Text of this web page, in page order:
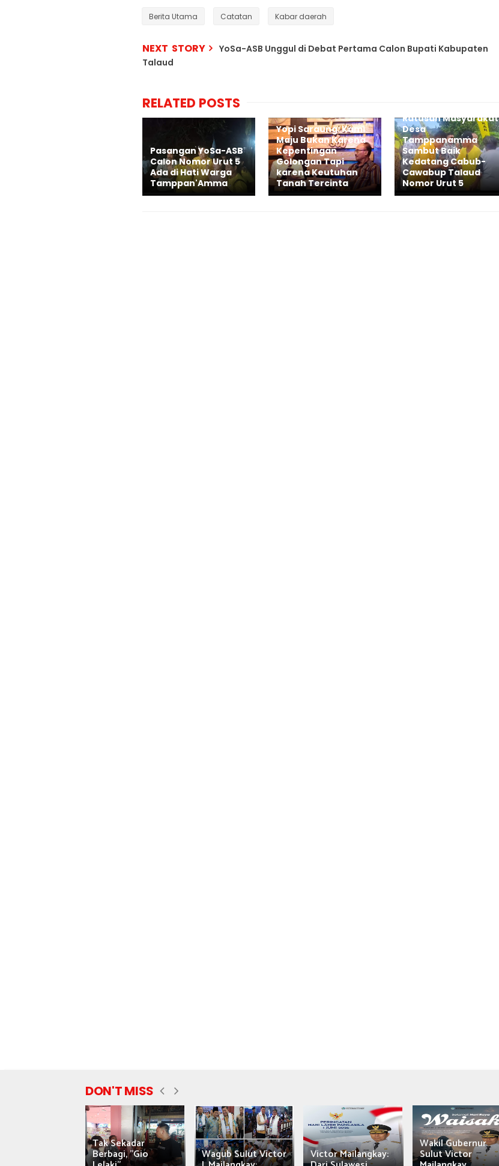
Berita Utama Catatan Kabar daerah
NEXT STORY
YoSa-ASB Unggul di Debat Pertama Calon Bupati Kabupaten
Talaud
RELATED POSTS
Pasangan YoSa-ASB
Calon Nomor Urut 5
Ada di Hati Warga
Tamppan'Amma
Yopi Saraung: Kami
Maju Bukan Karena
Kepentingan
Golongan Tapi
karena Keutuhan
Tanah Tercinta
Ratusan Masyarakat
Desa
Tamppanamma
Sambut Baik
Kedatang Cabub-
Cawabup Talaud
Nomor Urut 5
DON'T MISS
Tak Sekadar
Berbagi, "Gio Wagub Sulut Victor Victor Mailangkay:
Wakil Gubernur
Sulut Victor